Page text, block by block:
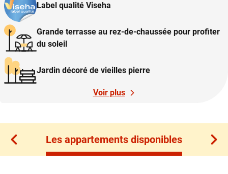
Label qualité Viseha
Grande terrasse au rez-de-chaussée pour profiter
du soleil
Jardin décoré de vieilles pierre
Voir plus
Les appartements disponibles
Les appartements disponibles